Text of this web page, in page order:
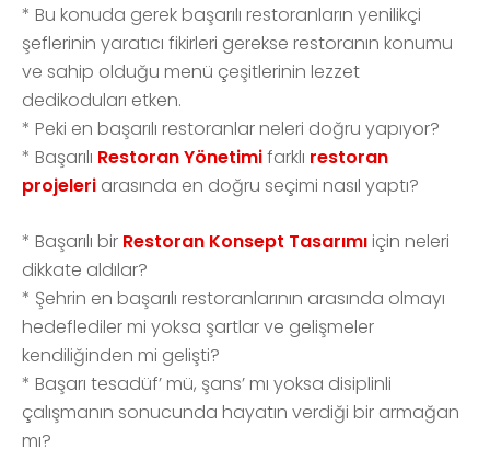
*Bu konuda gerek başarılı restoranların yenilikçi
şeflerinin yaratıcı fikirleri gerekse restoranın konumu
ve sahip olduğu menü çeşitlerinin lezzet
dedikoduları etken.
*Peki en başarılı restoranlar neleri doğru yapıyor?
*Başarılı Restoran Yönetimifarklı restoran
projeleri arasında en doğru seçimi nasıl yaptı?
*Başarılı bir Restoran Konsept Tasarımıiçin neleri
dikkate aldılar?
* Şehrin en başarılı restoranlarının arasında olmayı
hedeflediler mi yoksa şartlar ve gelişmeler
kendiliğinden mi gelişti?
*Başarı tesadüf’ mü, şans’ mı yoksa disiplinli
çalışmanın sonucunda hayatın verdiği bir armağan
mı?